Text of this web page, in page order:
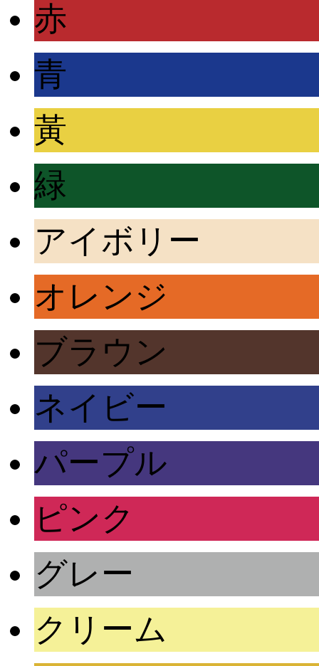
赤
青
黃
緑
アイボリー
オレンジ
ブラウン
ネイビー
パープル
ピンク
グレー
クリーム